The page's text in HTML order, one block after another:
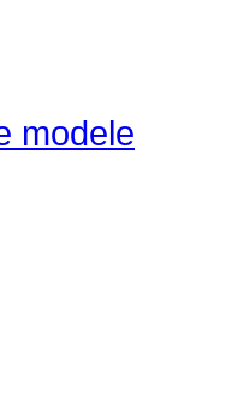
modele